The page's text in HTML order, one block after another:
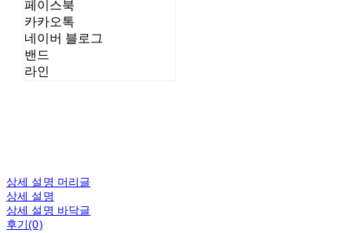
페이스북
카카오톡
네이버 블로그
밴드
라인
상세 설명 머리글
상세 설명
상세 설명 바닥글
후기(0)